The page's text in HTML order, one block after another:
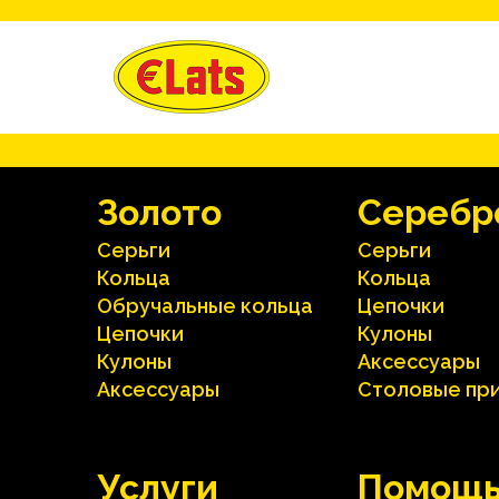
Зoлoтo
Серьги
Кольца
Oбручальные кольца
Цепочки
Кулоны
Аксесcуары
Серьги
Кольца
Цепочки
Кулоны
Аксесcуары
Столовые
Услуги